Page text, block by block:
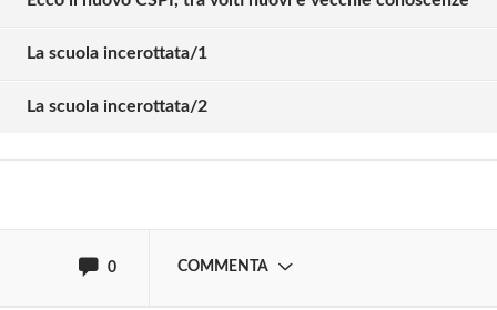
La scuola incerottata/1
La scuola incerottata/2
0 COMMENTA
commentare!
Effettua il Login